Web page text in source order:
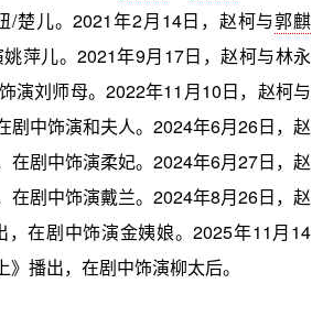
/楚儿。2021年2月14日，赵柯与郭麒
萍儿。2021年9月17日，赵柯与林永
演刘师母。2022年11月10日，赵柯与
剧中饰演和夫人。2024年6月26日，赵
在剧中饰演柔妃。2024年6月27日，赵
在剧中饰演戴兰。2024年8月26日，赵
在剧中饰演金姨娘。2025年11月14
播出，在剧中饰演柳太后。